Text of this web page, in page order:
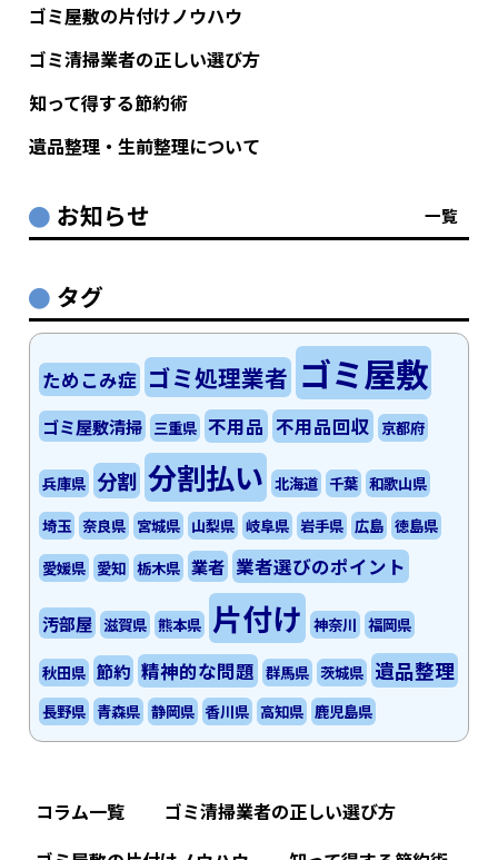
ゴミ屋敷の片付けノウハウ
ゴミ清掃業者の正しい選び方
知って得する節約術
遺品整理・生前整理について
お知らせ 一覧
タグ
ためこみ症 ゴミ処理業者 ゴミ屋敷
ゴミ屋敷清掃 三重県 不用品 不用品回収 京都府
兵庫県 分割 分割払い 北海道 千葉 和歌山県
埼玉 奈良県 宮城県 山梨県 岐阜県 岩手県 広島 徳島県
愛媛県 愛知 栃木県 業者 業者選びのポイント
汚部屋 滋賀県 熊本県 片付け 神奈川 福岡県
秋田県 節約 精神的な問題 群馬県 茨城県 遺品整理
長野県 青森県 静岡県 香川県 高知県 鹿児島県
コラム一覧
ゴミ清掃業者の正しい選び方